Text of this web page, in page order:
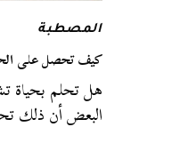
المصطبة
كيف تحصل على
هل تحلم بحياة
البعض أن ذلك